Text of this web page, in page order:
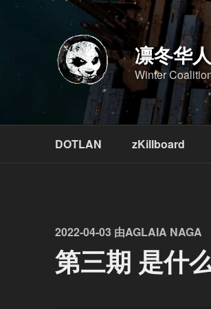
凛冬华人
Winter
DOTLAN zKillboard
发
布
于
2022-04-03 由AGLAIA NAGA
第三期 是什